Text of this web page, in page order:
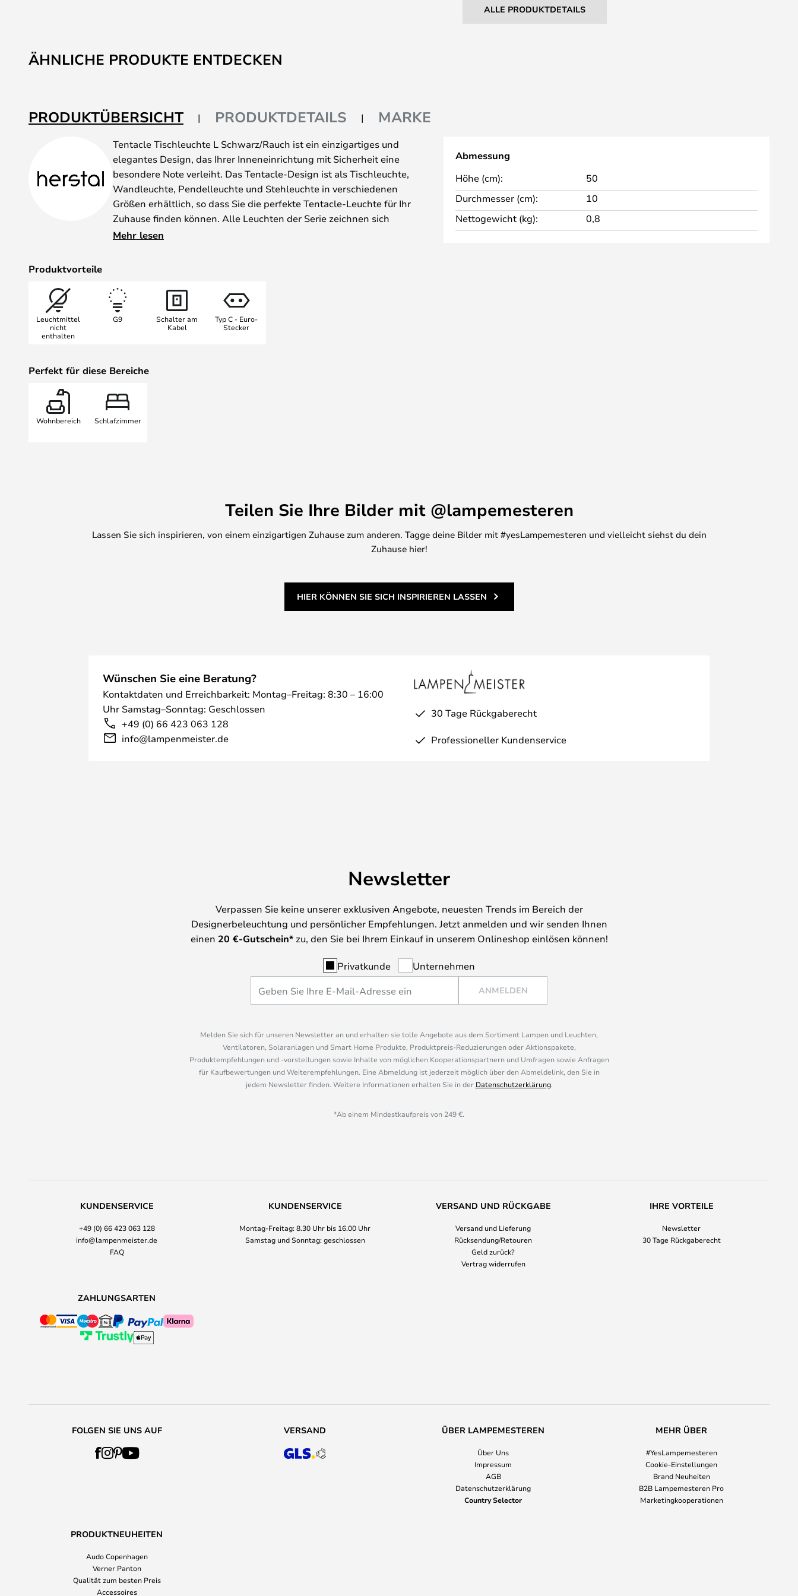
ALLE PRODUKTDETAILS
ÄHNLICHE PRODUKTE ENTDECKEN
PRODUKTÜBERSICHT PRODUKTDETAILS MARKE
Tentacle Tischleuchte L Schwarz/Rauch ist ein einzigartiges und
elegantes Design, das Ihrer Inneneinrichtung mit Sicherheit eine
besondere Note verleiht. Das Tentacle-Design ist als Tischleuchte,
Wandleuchte, Pendelleuchte und Stehleuchte in verschiedenen
Größen erhältlich, so dass Sie die perfekte Tentacle-Leuchte für Ihr
Zuhause finden können. Alle Leuchten der Serie zeichnen sich
durch ihren einzigartigen Schirm aus, der die Leuchten äußerst
wo sie ebenso dekorativ wie funktional ist.
Mehr lesen
Produktvorteile
Leuchtmittel
nicht
enthalten
G9
Schalter am
Kabel
Typ C - Euro-
Stecker
Perfekt für diese Bereiche
Wohnbereich Schlafzimmer
Abmessung
Höhe (cm):
50
Durchmesser (cm):
10
Nettogewicht (kg):
0,8
Teilen Sie Ihre Bilder mit @lampemesteren
Lassen Sie sich inspirieren, von einem einzigartigen Zuhause zum anderen. Tagge deine Bilder mit #yesLampemesteren und vielleicht siehst du dein
Zuhause hier!
HIER KÖNNEN SIE SICH INSPIRIEREN LASSEN
Wünschen Sie eine Beratung?
Kontaktdaten und Erreichbarkeit: Montag–Freitag: 8:30 – 16:00
Uhr Samstag–Sonntag: Geschlossen
+49 (0) 66 423 063 128
info@lampenmeister.de
30 Tage Rückgaberecht
Professioneller Kundenservice
Newsletter
Verpassen Sie keine unserer exklusiven Angebote, neuesten Trends im Bereich der
Designerbeleuchtung und persönlicher Empfehlungen. Jetzt anmelden und wir senden Ihnen
einen 20 €-Gutschein*zu, den Sie bei Ihrem Einkauf in unserem Onlineshop einlösen können!
Privatkunde Unternehmen
ANMELDEN
Melden Sie sich für unseren Newsletter an und erhalten sie tolle Angebote aus dem Sortiment Lampen und Leuchten,
Ventilatoren, Solaranlagen und Smart Home Produkte, Produktpreis-Reduzierungen oder Aktionspakete,
Produktempfehlungen und -vorstellungen sowie Inhalte von möglichen Kooperationspartnern und Umfragen sowie Anfragen
für Kaufbewertungen und Weiterempfehlungen. Eine Abmeldung ist jederzeit möglich über den Abmeldelink, den Sie in
jedem Newsletter finden. Weitere Informationen erhalten Sie in der Datenschutzerklärung.
*Ab einem Mindestkaufpreis von 249 €.
KUNDENSERVICE
+49 (0) 66 423 063 128
info@lampenmeister.de
FAQ
KUNDENSERVICE
Montag-Freitag: 8.30 Uhr bis 16.00 Uhr
Samstag und Sonntag: geschlossen
VERSAND UND RÜCKGABE
Versand und Lieferung
Rücksendung/Retouren
Geld zurück?
Vertrag widerrufen
IHRE VORTEILE
Newsletter
30 Tage Rückgaberecht
ZAHLUNGSARTEN
FOLGEN SIE UNS AUF VERSAND ÜBER LAMPEMESTEREN
Über Uns
Impressum
AGB
Datenschutzerklärung
Country Selector
MEHR ÜBER
#YesLampemesteren
Cookie-Einstellungen
Brand Neuheiten
B2B Lampemesteren Pro
Marketingkooperationen
PRODUKTNEUHEITEN
Audo Copenhagen
Verner Panton
Qualität zum besten Preis
Accessoires